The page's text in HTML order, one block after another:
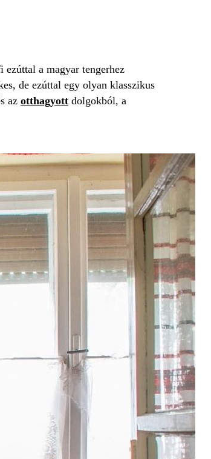
a magyar tengerhez
de ezúttal egy olyan klasszikus
az otthagyott dolgokból, a